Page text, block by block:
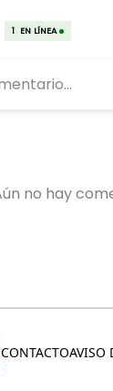
CONTACTOAVISO